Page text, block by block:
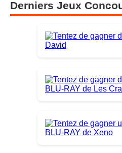
Derniers Jeux